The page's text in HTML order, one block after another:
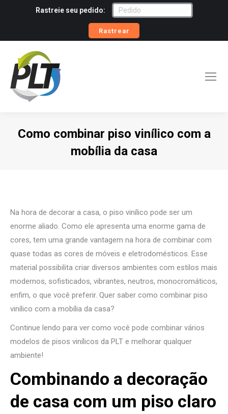
Rastreie seu pedido:
Rastrear
Como combinar piso vinílico com a
mobília da casa
Na hora de decorar a casa, o piso vinílico pode ser um
enorme aliado. Como ele apresenta uma enorme gama de
cores, tem uma grande vantagem na hora de combinar com
quase todas as cores de móveis e eletrodomésticos. Esse
material possibilita criar diversos ambientes com estilos mais
modernos, sofisticados, vibrantes, neutros, monocromáticos,
enfim, o que você preferir. Quer saber como combinar piso
vinílico com a mobília da casa?
Continue lendo para ver como você pode combinar vários
modelos de pisos vinílicos da PLT e melhorar qualquer
ambiente!
Combinando a decoração
de casa com um piso claro